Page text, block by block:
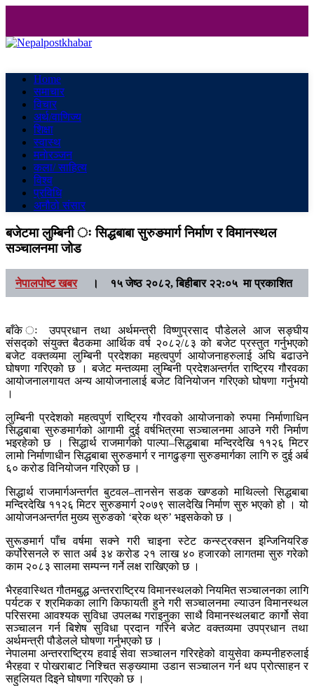
Home
समाचार
विचार
अर्थ/वाणिज्य
शिक्षा
स्वास्थ
मनाेरञ्जन
कला/ साहित्य
विश्व
प्रविधि
अनौठो संसार
बजेटमा लुम्बिनी ः सिद्धबाबा सुरुङमार्ग निर्माण र विमानस्थल
सञ्चालनमा जोड
नेपालपोष्ट खबर। १५ जेष्ठ २०८२, बिहीबार २२:०५ मा प्रकाशित
बाँके ः उपप्रधान तथा अर्थमन्त्री विष्णुप्रसाद पौडेलले आज सङ्घीय
संसद्को संयुक्त बैठकमा आर्थिक वर्ष २०८२/८३ को बजेट प्रस्तुत गर्नुभएको
बजेट वक्तव्यमा लुम्बिनी प्रदेशका महत्वपुर्ण आयोजनाहरुलाई अघि बढाउने
घोषणा गरिएको छ । बजेट मन्तव्यमा लुम्बिनी प्रदेशअन्तर्गत राष्ट्रिय गौरवका
आयोजनालगायत अन्य आयोजनालाई बजेट विनियोजन गरिएको घोषणा गर्नुभयो
।
लुम्बिनी प्रदेशको महत्वपुर्ण राष्ट्रिय गौरवको आयोजनाको रुपमा निर्माणाधिन
सिद्धबाबा सुरुङमार्गको आगामी दुई वर्षभित्रमा सञ्चालनमा आउने गरी निर्माण
भइरहेको छ । सिद्धार्थ राजमार्गको पाल्पा–सिद्धबाबा मन्दिरदेखि ११२६ मिटर
लामो निर्माणाधीन सिद्धबाबा सुरुङमार्ग र नागढुङ्गा सुरुङमार्गका लागि रु दुई अर्ब
६० करोड विनियोजन गरिएको छ ।
सिद्धार्थ राजमार्गअन्तर्गत बुटवल–तानसेन सडक खण्डको माथिल्लो सिद्धबाबा
मन्दिरदेखि ११२६ मिटर सुरुङमार्ग २०७९ सालदेखि निर्माण सुरु भएको हो । यो
आयोजनअन्तर्गत मुख्य सुरुङको ‘ब्रेक थ्रु’ भइसकेको छ ।
सुरूङमार्ग पाँच वर्षमा सक्ने गरी चाइना स्टेट कन्स्ट्रक्सन इन्जिनियरिङ
कर्पोरेसनले रु सात अर्ब ३४ करोड २१ लाख ४० हजारको लागतमा सुरु गरेको
काम २०८३ सालमा सम्पन्न गर्ने लक्ष राखिएको छ ।
भैरहवास्थित गौतमबुद्ध अन्तरराष्ट्रिय विमानस्थलको नियमित सञ्चालनका लागि
पर्यटक र श्रमिकका लागि किफायती हुने गरी सञ्चालनमा ल्याउन विमानस्थल
परिसरमा आवश्यक सुविधा उपलब्ध गराइनुका साथै विमानस्थलबाट कार्गो सेवा
सञ्चालन गर्न बिशेष सुविधा प्रदान गरिने बजेट वक्तव्यमा उपप्रधान तथा
अर्थमन्त्री पौडेलले घोषणा गर्नुभएको छ ।
नेपालमा अन्तरराष्ट्रिय हवाई सेवा सञ्चालन गरिरहेको वायुसेवा कम्पनीहरुलाई
भैरहवा र पोखराबाट निश्चित सङ्ख्यामा उडान सञ्चालन गर्न थप प्रोत्साहन र
सहुलियत दिइने घोषणा गरिएको छ ।